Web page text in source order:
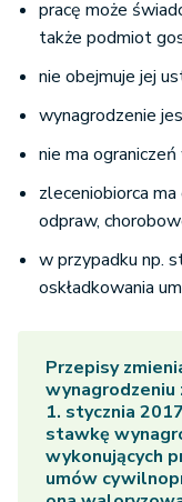
pracę może
także podmiot
nie obejmuje jej
wynagrodzenie
nie ma
zleceniobiorca
odpraw,
w przypadku np.
oskładkowania
Przepisy
wynagrodzeniu
1. stycznia
stawkę
wykonujących
umów